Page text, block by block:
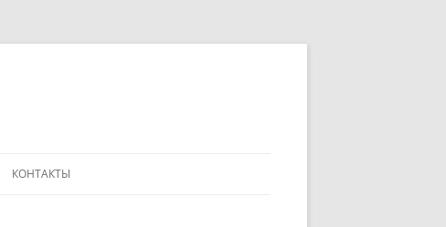
КОНТАКТЫ